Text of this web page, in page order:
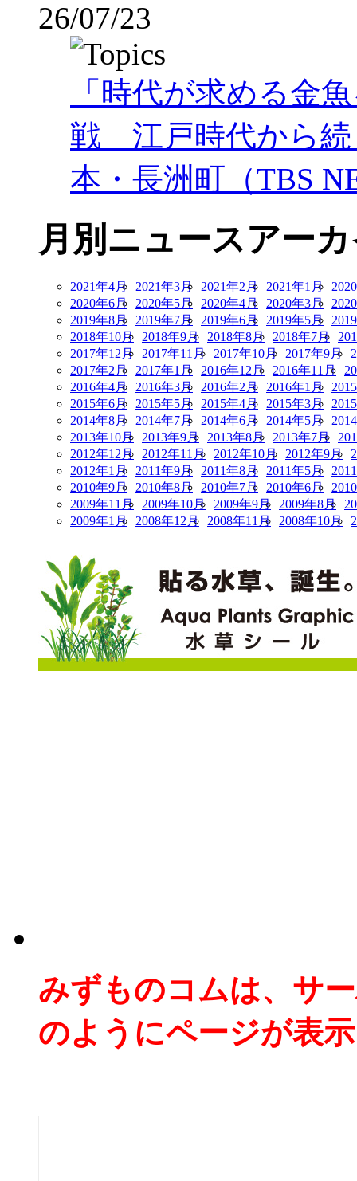
26/07/23
「時代が求める金
戦 江戸時代から
本・長洲町（TBS
月別ニュースアー
2021年4月 2021年3月 2021年2月 2021年1月
2020年6月
2020年5月 2020年4月 2020年3月
2019年8月
2019年7月 2019年6月 2019年5月
2018年10月
2018年9月 2018年8月 2018年7月
2017年12月
2017年11月 2017年10月 2017年9月
2017年2月
2017年1月 2016年12月 2016年11月
2016年4月
2016年3月 2016年2月 2016年1月
2015年6月
2015年5月 2015年4月 2015年3月
2014年8月
2014年7月 2014年6月 2014年5月
2013年10月
2013年9月 2013年8月 2013年7月
2012年12月
2012年11月 2012年10月 2012年9月
2012年1月
2011年9月 2011年8月 2011年5月
2010年9月
2010年8月 2010年7月 2010年6月
2009年11月
2009年10月 2009年9月 2009年8月
2009年1月
2008年12月 2008年11月 2008年10月
みずものコムは、サ
のようにページが表